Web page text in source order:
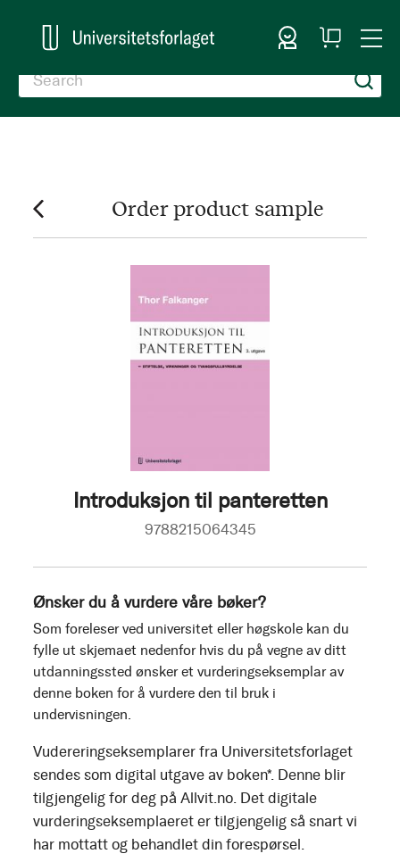
Sign In
My
Cart
Order product sample
Introduksjon til panteretten
9788215064345
Ønsker du å vurdere våre bøker?
Som foreleser ved universitet eller høgskole kan du
fylle ut skjemaet nedenfor hvis du på vegne av ditt
utdanningssted ønsker et vurderingseksemplar av
denne boken for å vurdere den til bruk i
undervisningen.
Vudereringseksemplarer fra Universitetsforlaget
sendes som digital utgave av boken*. Denne blir
tilgjengelig for deg på Allvit.no. Det digitale
vurderingseksemplaeret er tilgjengelig så snart vi
har mottatt og behandlet din forespørsel.